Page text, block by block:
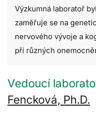
Výzkumná laboratoř
zaměřuje se na
nervového vývoje a
při různých
Vedoucí
Fencková, Ph.D.